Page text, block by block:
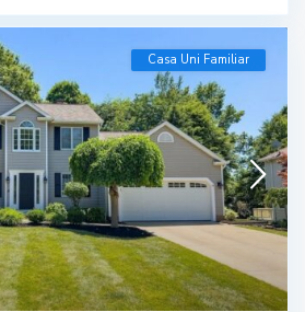
Casa Uni Familiar